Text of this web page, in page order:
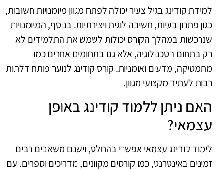
למידת קודינג בגיל צעיר יכולה לפתח מגוון מיומנויות חשובות,
כגון פתרון בעיות, חשיבה לוגית ויצירתיות. בנוסף, המיומנויות
שנרכשות במהלך הקורס יכולות לשמש את התלמידים לא
רק בתחום הטכנולוגיה, אלא גם בתחומים אחרים כמו
מתמטיקה, מדעים ואומניות. קורס קודינג לנוער פותח דלתות
רבות לעתיד מקצועי מגוון.
האם ניתן ללמוד קודינג באופן
עצמאי?
לימוד קודינג עצמאי אפשרי בהחלט, וישנם משאבים רבים
זמינים באינטרנט, כמו קורסים מקוונים, מדריכים וספרים. עם